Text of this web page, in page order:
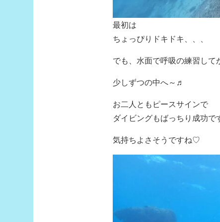
最初は
ちょっぴりドキドキ、、、
でも、水面で呼吸の練習して
少しずつの中へ～♬
お二人ともピースサインで
ダイビングもばっちり成功で
気持ちよさそうですね♡